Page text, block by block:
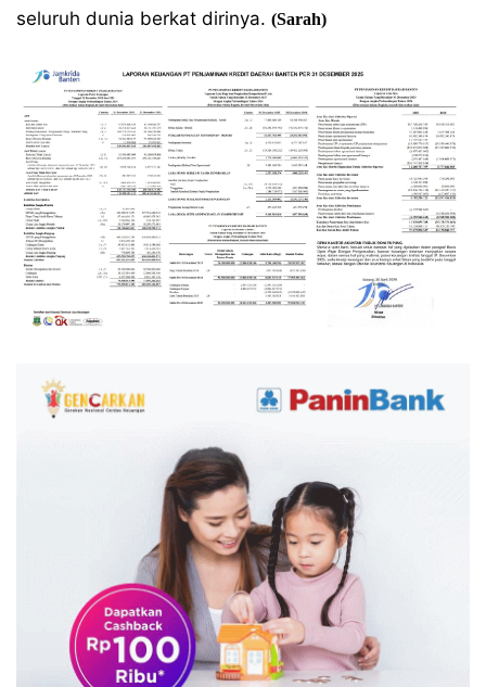
seluruh dunia berkat dirinya. (Sarah)